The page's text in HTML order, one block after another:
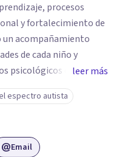
procesos
y fortalecimiento de
un acompañamiento
de cada niño y
intervención y
familiar,
y apoyo que
mejor las
de sus hijos y
leer más
espectro autista
Email